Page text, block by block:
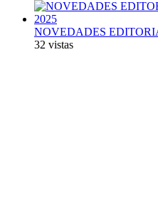
NOVEDADES
32 vistas